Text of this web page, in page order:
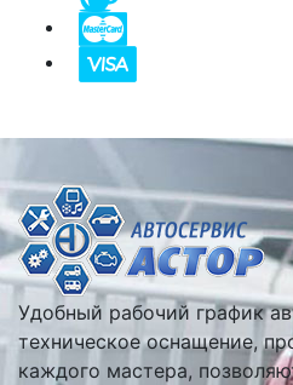
Удобный рабочий график
техническое оснащение,
каждого мастера,